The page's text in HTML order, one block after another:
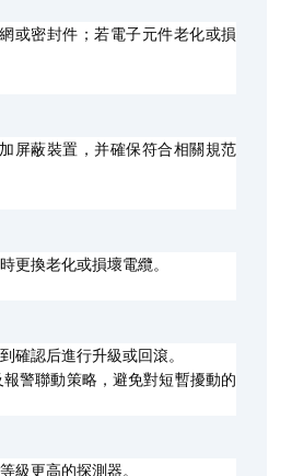
或密封件；若電子元件老化或損
屏蔽裝置，并確保符合相關規范
更換老化或損壞電纜。
確認后進行升級或回滾。
警聯動策略，避免對短暫擾動的
級更高的探測器。